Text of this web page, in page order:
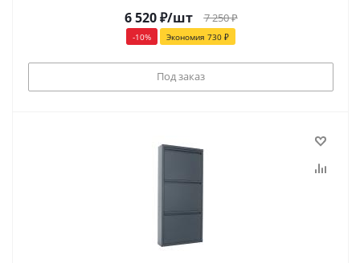
6 520₽/шт 7 250₽
-10% Экономия 730 ₽
Под заказ